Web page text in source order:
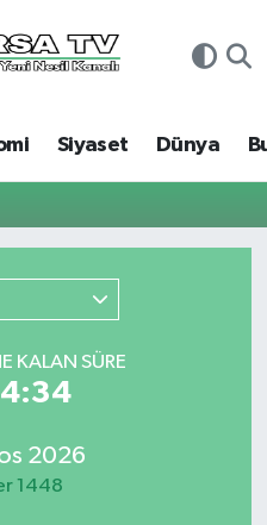
Siyaset Dünya
KALAN SÜRE
2026
1448